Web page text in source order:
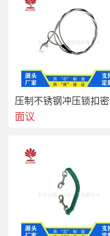
制作
面议